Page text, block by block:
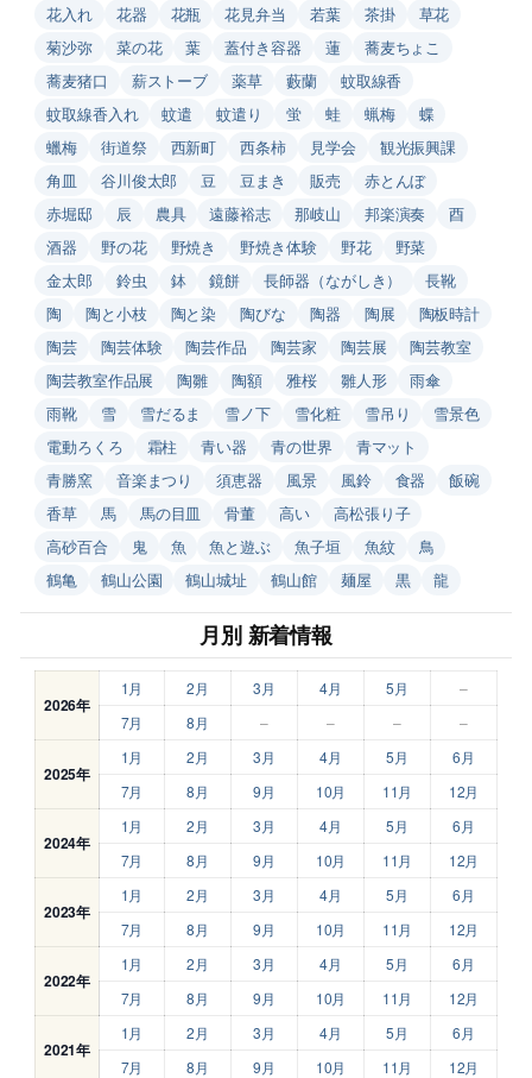
花入れ
花器 花瓶 花見弁当 若葉 茶掛
草花
菊沙弥
菜の花 葉 蓋付き容器 蓮
蕎麦ちょこ
蕎麦猪口
薪ストーブ 薬草 藪蘭
蚊取線香
蚊取線香入れ
蚊遣 蚊遣り 蛍 蛙 蝋梅
蝶
蠟梅
街道祭 西新町 西条柿 見学会
観光振興課
角皿
谷川俊太郎 豆 豆まき 販売
赤とんぼ
赤堀邸
辰 農具 遠藤裕志 那岐山 邦楽演奏
酉
酒器
野の花 野焼き 野焼き体験 野花
野菜
金太郎
鈴虫 鉢 鏡餅 長師器（ながしき）
長靴
陶
陶と小枝 陶と染 陶びな 陶器 陶展
陶板時計
陶芸
陶芸体験 陶芸作品 陶芸家 陶芸展
陶芸教室
陶芸教室作品展
陶雛 陶額 雅桜 雛人形
雨傘
雨靴
雪 雪だるま 雪ノ下 雪化粧 雪吊り
雪景色
電動ろくろ
霜柱 青い器 青の世界
青マット
青勝窯
音楽まつり 須恵器 風景 風鈴 食器
飯碗
香草
馬 馬の目皿 骨董 高い
高松張り子
高砂百合
鬼 魚 魚と遊ぶ 魚子垣 魚紋
鳥
鶴亀
鶴山公園 鶴山城址 鶴山館 麺屋 黒 龍
月別 新着情報
2026年
1月 2月 3月 4月 5月
–
7月
8月 – – – –
2025年
1月 2月 3月 4月 5月
6月
7月
8月 9月 10月 11月 12月
2024年
1月 2月 3月 4月 5月
6月
7月
8月 9月 10月 11月 12月
2023年
1月 2月 3月 4月 5月
6月
7月
8月 9月 10月 11月 12月
2022年
1月 2月 3月 4月 5月
6月
7月
8月 9月 10月 11月 12月
2021年
1月 2月 3月 4月 5月
6月
7月
8月 9月 10月 11月 12月